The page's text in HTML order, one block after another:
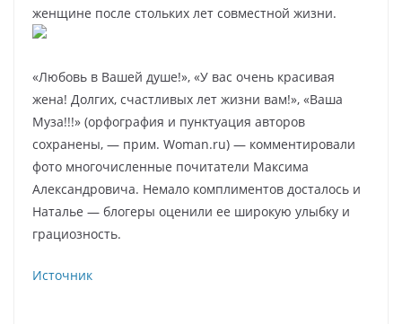
женщине после стольких лет совместной жизни.
«Любовь в Вашей душе!», «У вас очень красивая
жена! Долгих, счастливых лет жизни вам!», «Ваша
Муза!!!» (орфография и пунктуация авторов
сохранены, — прим. Woman.ru) — комментировали
фото многочисленные почитатели Максима
Александровича. Немало комплиментов досталось и
Наталье — блогеры оценили ее широкую улыбку и
грациозность.
Источник